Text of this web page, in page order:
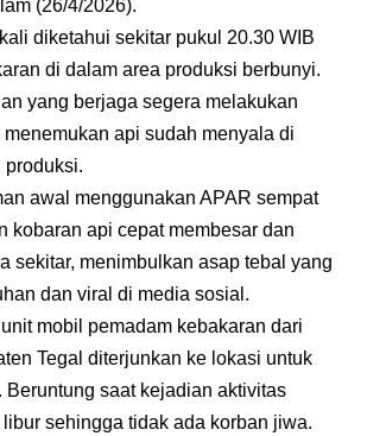
(26/4/2026).
diketahui sekitar pukul 20.30 WIB
di dalam area produksi berbunyi.
yang berjaga segera melakukan
api sudah menyala di
produksi.
awal menggunakan APAR sempat
kobaran api cepat membesar dan
sekitar, menimbulkan asap tebal yang
dan viral di media sosial.
mobil pemadam kebakaran dari
Tegal diterjunkan ke lokasi untuk
Beruntung saat kejadian aktivitas
sehingga tidak ada korban jiwa.